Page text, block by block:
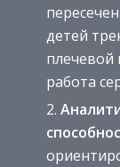
детей
плечевой
работа